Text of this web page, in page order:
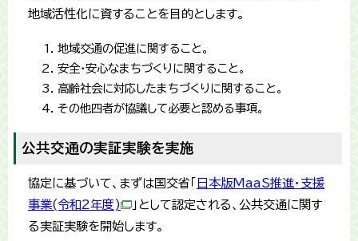
地域活性化に資することを目的とします。
地域交通の促進に関すること。
安全・安心なまちづくりに関すること。
高齢社会に対応したまちづくりに関すること。
その他四者が協議して必要と認める事項。
公共交通の実証実験を実施
協定に基づいて、まずは国交省「 日本版MaaS推進・支援
事業(令和2年度)
」として認定される、公共交通に関す
る実証実験を開始します。